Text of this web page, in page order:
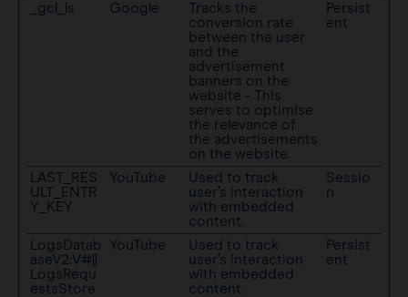
_gcl_ls Google
Tracks the
conversion rate
between the user
and the
advertisement
banners on the
website - This
serves to optimise
the relevance of
the advertisements
on the website.
Persist
ent
LAST_RES
ULT_ENTR
Y_KEY
YouTube
Used to track
user’s interaction
with embedded
content.
Sessio
n
LogsDatab
aseV2:V#||
LogsRequ
estsStore
YouTube
Used to track
user’s interaction
with embedded
content.
Persist
ent